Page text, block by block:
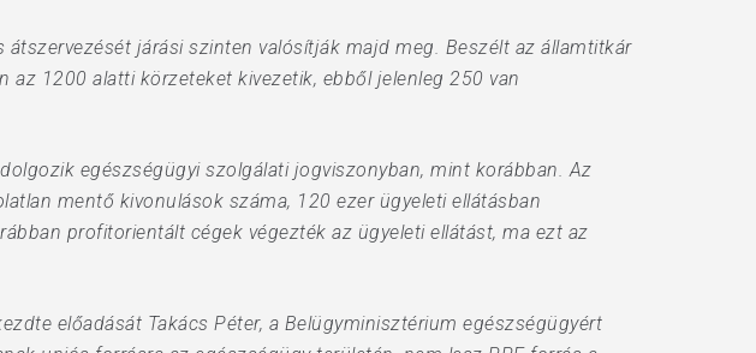
járási szinten valósítják majd meg. Beszélt az államtitkár
1200 alatti körzeteket kivezetik, ebből jelenleg 250 van
egészségügyi szolgálati jogviszonyban, mint korábban. Az
mentő kivonulások száma, 120 ezer ügyeleti ellátásban
profitorientált cégek végezték az ügyeleti ellátást, ma ezt az
előadását Takács Péter, a Belügyminisztérium egészségügyért